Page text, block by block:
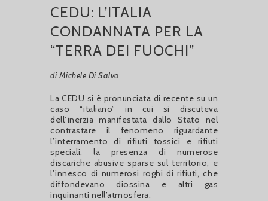
CEDU: L’ITALIA
CONDANNATA PER LA
“TERRA DEI FUOCHI”
di Michele Di Salvo
La CEDU si è pronunciata di recente su un
caso “italiano” in cui si discuteva
dell’inerzia manifestata dallo Stato nel
contrastare il fenomeno riguardante
l’interramento di rifiuti tossici e rifiuti
speciali, la presenza di numerose
discariche abusive sparse sul territorio, e
l’innesco di numerosi roghi di rifiuti, che
diffondevano diossina e altri gas
inquinanti nell’atmosfera.